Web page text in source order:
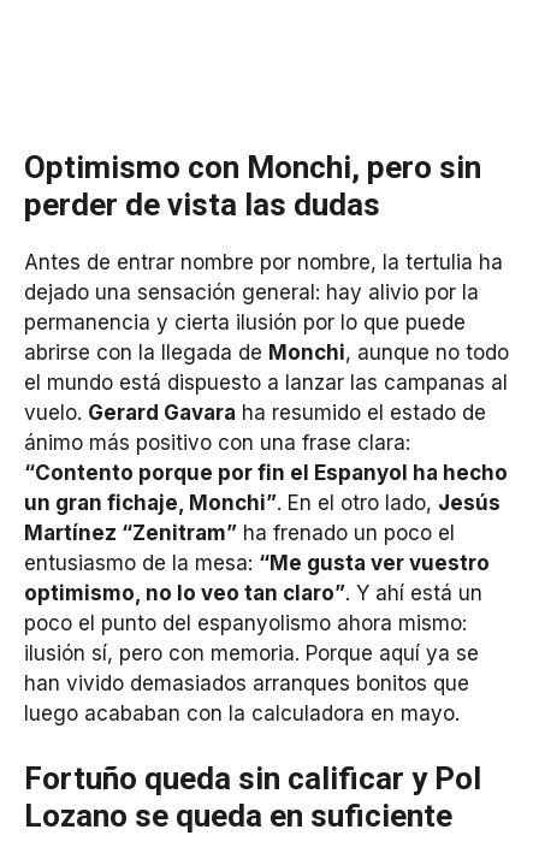
Optimismo con Monchi, pero sin
perder de vista las dudas
Antes de entrar nombre por nombre, la tertulia ha
dejado una sensación general: hay alivio por la
permanencia y cierta ilusión por lo que puede
abrirse con la llegada de Monchi, aunque no todo
el mundo está dispuesto a lanzar las campanas al
vuelo. Gerard Gavara ha resumido el estado de
ánimo más positivo con una frase clara:
“Contento porque por fin el Espanyol ha hecho
un gran fichaje, Monchi”. En el otro lado, Jesús
Martínez “Zenitram” ha frenado un poco el
entusiasmo de la mesa: “Me gusta ver vuestro
optimismo, no lo veo tan claro”. Y ahí está un
poco el punto del espanyolismo ahora mismo:
ilusión sí, pero con memoria. Porque aquí ya se
han vivido demasiados arranques bonitos que
luego acababan con la calculadora en mayo.
Fortuño queda sin calificar y Pol
Lozano se queda en suficiente